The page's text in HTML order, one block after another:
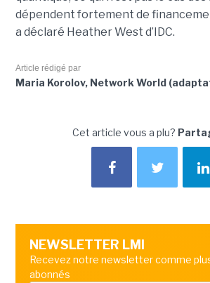
dépendent fortement de
a déclaré Heather West d’IDC.
Article rédigé par
Maria Korolov, Network World
Cet article vous a plu?
NEWSLETTER LMI
Recevez notre newsletter comme
abonnés